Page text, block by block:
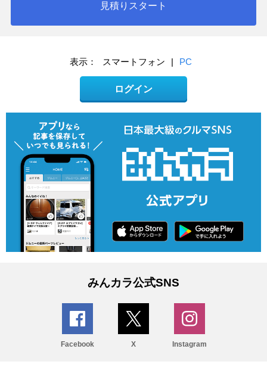
見積りスタート
表示： スマートフォン | PC
ログイン
みんカラ公式SNS
Facebook X Instagram